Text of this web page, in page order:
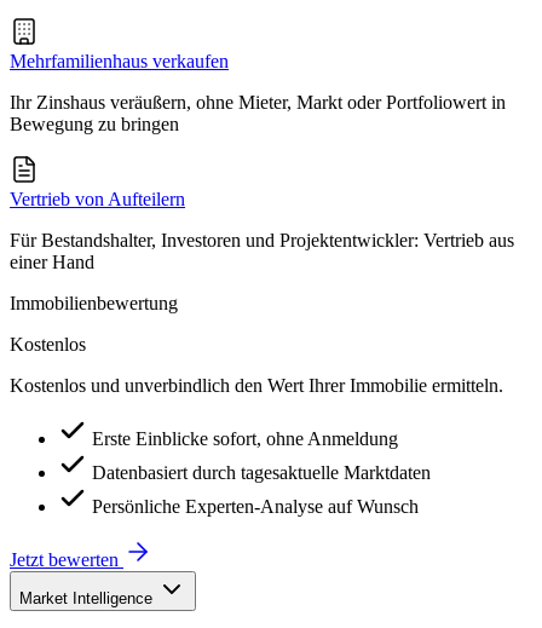
Mehrfamilienhaus verkaufen
Ihr Zinshaus veräußern, ohne Mieter, Markt oder Portfoliowert in
Bewegung zu bringen
Vertrieb von Aufteilern
Für Bestandshalter, Investoren und Projektentwickler: Vertrieb aus
einer Hand
Immobilienbewertung
Kostenlos
Kostenlos und unverbindlich den Wert Ihrer Immobilie ermitteln.
Erste Einblicke sofort, ohne Anmeldung
Datenbasiert durch tagesaktuelle Marktdaten
Persönliche Experten-Analyse auf Wunsch
Jetzt bewerten
Market Intelligence